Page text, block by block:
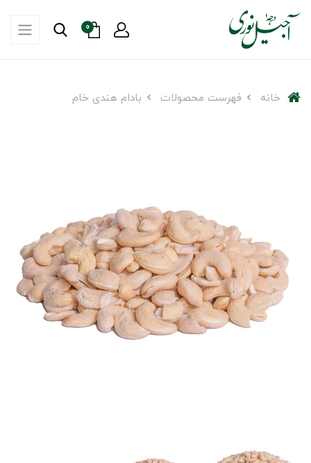
0
خانه فهرست محصولات بادام هندی خام